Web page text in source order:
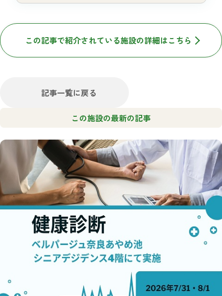
この記事で紹介されている施設の詳細はこちら
記事一覧に戻る
この施設の最新の記事